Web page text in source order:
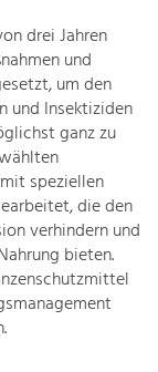
drei Jahren
und
um den
und Insektiziden
ganz zu
speziellen
die den
verhindern und
bieten.